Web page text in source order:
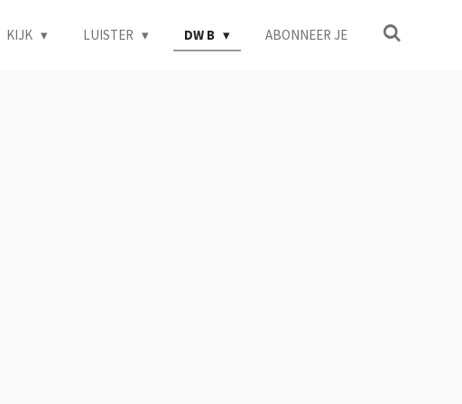
KIJK LUISTER DW B ABONNEER JE